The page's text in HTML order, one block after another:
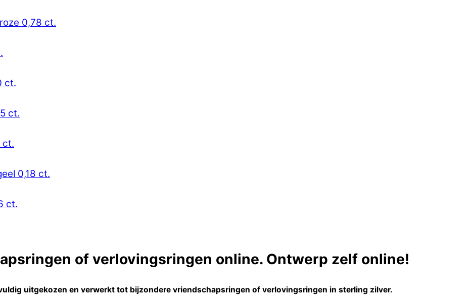
0,78 ct.
ct.
ct.
ct.
0,18 ct.
ct.
of verlovingsringen online. Ontwerp zelf online!
uitgekozen en verwerkt tot bijzondere vriendschapsringen of verlovingsringen in sterling zilver.